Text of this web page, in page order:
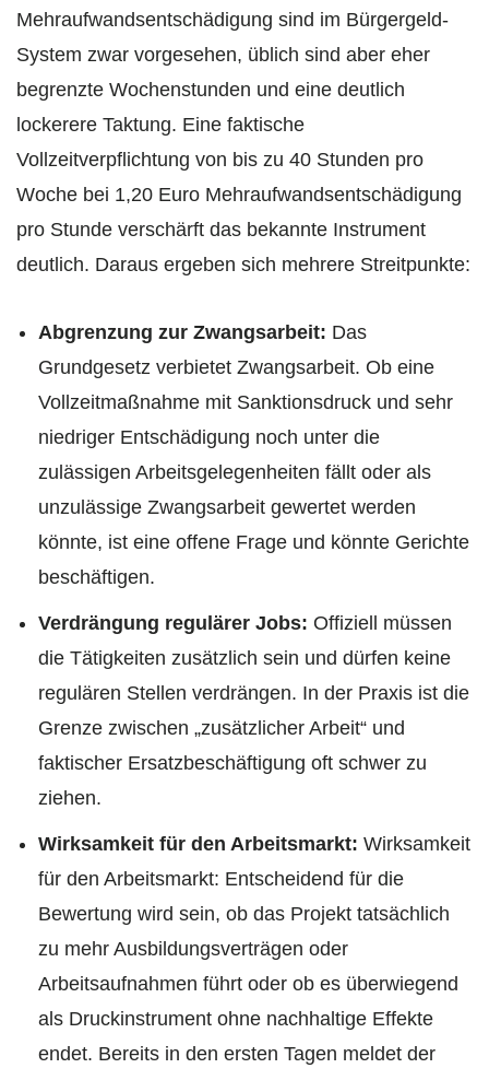
Mehraufwandsentschädigung sind im Bürgergeld-
System zwar vorgesehen, üblich sind aber eher
begrenzte Wochenstunden und eine deutlich
lockerere Taktung. Eine faktische
Vollzeitverpflichtung von bis zu 40 Stunden pro
Woche bei 1,20 Euro Mehraufwandsentschädigung
pro Stunde verschärft das bekannte Instrument
deutlich. Daraus ergeben sich mehrere Streitpunkte:
Abgrenzung zur Zwangsarbeit: Das
Grundgesetz verbietet Zwangsarbeit. Ob eine
Vollzeitmaßnahme mit Sanktionsdruck und sehr
niedriger Entschädigung noch unter die
zulässigen Arbeitsgelegenheiten fällt oder als
unzulässige Zwangsarbeit gewertet werden
könnte, ist eine offene Frage und könnte Gerichte
beschäftigen.
Verdrängung regulärer Jobs: Offiziell müssen
die Tätigkeiten zusätzlich sein und dürfen keine
regulären Stellen verdrängen. In der Praxis ist die
Grenze zwischen „zusätzlicher Arbeit“ und
faktischer Ersatzbeschäftigung oft schwer zu
ziehen.
Wirksamkeit für den Arbeitsmarkt: Wirksamkeit
für den Arbeitsmarkt: Entscheidend für die
Bewertung wird sein, ob das Projekt tatsächlich
zu mehr Ausbildungsverträgen oder
Arbeitsaufnahmen führt oder ob es überwiegend
als Druckinstrument ohne nachhaltige Effekte
endet. Bereits in den ersten Tagen meldet der